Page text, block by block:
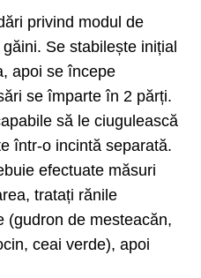
privind modul de
Se stabilește inițial
apoi se începe
se împarte în 2 părți.
să le ciugulească
într-o incintă separată.
efectuate măsuri
tratați rănile
(gudron de mesteacăn,
ceai verde), apoi